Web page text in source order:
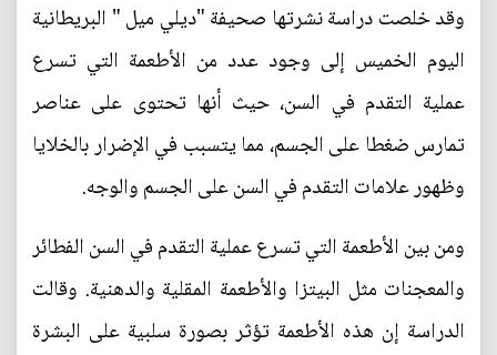
وقد خلصت دراسة نشرتها صحيفة "ديلي ميل " البريطانية
اليوم الخميس إلى وجود عدد من الأطعمة التي تسرع
عملية التقدم في السن، حيث أنها تحتوى على عناصر
تمارس ضغطا على الجسم، مما يتسبب في الإضرار بالخلايا
وظهور علامات التقدم في السن على الجسم والوجه.
ومن بين الأطعمة التي تسرع عملية التقدم في السن الفطائر
والمعجنات مثل البيتزا والأطعمة المقلية والدهنية. وقالت
الدراسة إن هذه الأطعمة تؤثر بصورة سلبية على البشرة